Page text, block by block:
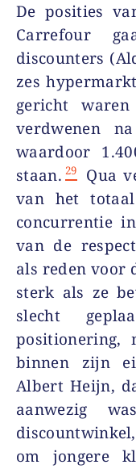
De posities
Carrefour
discounters
zes
gericht
verdwenen
waardoor
staan. 29
Qua
van het
concurrentie
van de
als reden voor
sterk als ze
slecht
binnen zijn
Albert Heijn,
aanwezig
om jongere